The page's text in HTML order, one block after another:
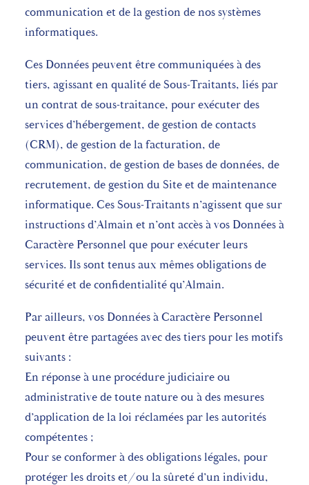
communication et de la gestion de nos systèmes
informatiques.
Ces Données peuvent être communiquées à des
tiers, agissant en qualité de Sous-Traitants, liés par
un contrat de sous-traitance, pour exécuter des
services d’hébergement, de gestion de contacts
(CRM), de gestion de la facturation, de
communication, de gestion de bases de données, de
recrutement, de gestion du Site et de maintenance
informatique. Ces Sous-Traitants n’agissent que sur
instructions d’Almain et n’ont accès à vos Données à
Caractère Personnel que pour exécuter leurs
services. Ils sont tenus aux mêmes obligations de
sécurité et de confidentialité qu’Almain.
Par ailleurs, vos Données à Caractère Personnel
peuvent être partagées avec des tiers pour les motifs
suivants :
En réponse à une procédure judiciaire ou
administrative de toute nature ou à des mesures
d’application de la loi réclamées par les autorités
compétentes ;
Pour se conformer à des obligations légales, pour
protéger les droits et/ou la sûreté d’un individu,